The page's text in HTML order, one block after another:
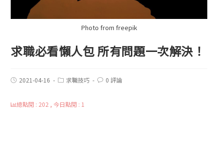
Photo from freepik
求職必看懶人包 所有問題一次解決！
2021-04-16 求職技巧 0 評論
總點閱 : 202 , 今日點閱 : 1